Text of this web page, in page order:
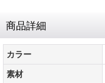
商品詳細
カラー
素材